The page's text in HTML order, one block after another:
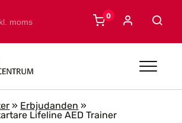
moms
0
» Erbjudanden »
Lifeline AED Trainer